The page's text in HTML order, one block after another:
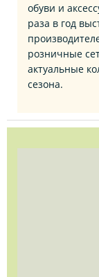
обуви и
раза в год
розничные
актуальные
сезона.